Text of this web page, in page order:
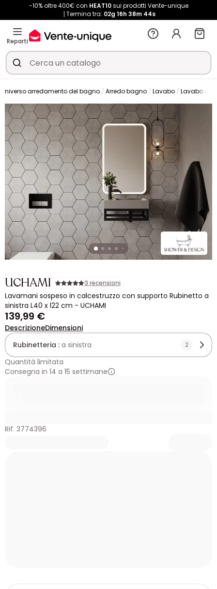
-10% oltre 400€ con HEAT10sui prodotti Vente-unique
Termina tra: 02g 16h 38m 42s
Reparti
Universo arredamento del bagno Arredo bagno Lavabo Lavabo
UCHAMI 3 recensioni
Lavamani sospeso in calcestruzzo con supporto Rubinetto a
sinistra L40 x l22 cm - UCHAMI
139,99 €
DescrizioneDimensioni
Rubinetteria : a sinistra 2
Quantità limitata
Consegna in 14 a 15 settimane
Rif. 3774396